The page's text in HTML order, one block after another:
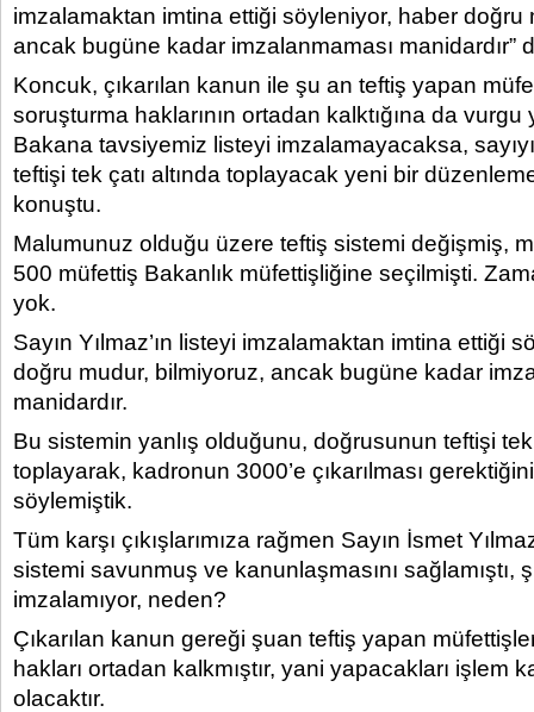
imzalamaktan imtina ettiği söyleniyor, haber doğru
ancak bugüne kadar imzalanmaması manidardır”
Koncuk, çıkarılan kanun ile şu an teftiş yapan
soruşturma haklarının ortadan kalktığına da vurgu
Bakana tavsiyemiz listeyi imzalamayacaksa,
teftişi tek çatı altında toplayacak yeni bir
konuştu.
Malumunuz olduğu üzere teftiş sistemi değişmiş,
500 müfettiş Bakanlık müfettişliğine seçilmişti.
yok.
Sayın Yılmaz’ın listeyi imzalamaktan imtina ettiği
doğru mudur, bilmiyoruz, ancak bugüne kadar
manidardır.
Bu sistemin yanlış olduğunu, doğrusunun teftişi tek
toplayarak, kadronun 3000’e çıkarılması
söylemiştik.
Tüm karşı çıkışlarımıza rağmen Sayın İsmet
sistemi savunmuş ve kanunlaşmasını sağlamıştı,
imzalamıyor, neden?
Çıkarılan kanun gereği şuan teftiş yapan
hakları ortadan kalkmıştır, yani yapacakları işlem
olacaktır.